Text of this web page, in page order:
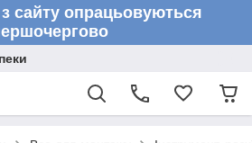
сайту опрацьовуються